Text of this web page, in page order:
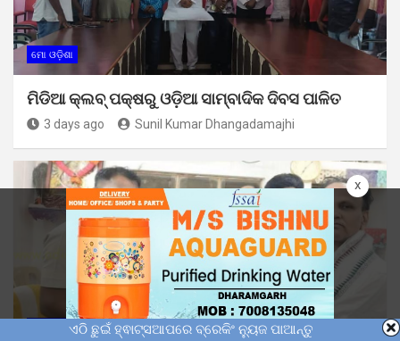
x
ମୋ ଓଡ଼ିଶା
ମିଡିଆ କ୍ଲବ୍ ପକ୍ଷରୁ ଓଡ଼ିଆ ସାମ୍ବାଦିକ ଦିବସ ପାଳିତ
3 days ago Sunil Kumar Dhangadamajhi
ମୋ ଓଡ଼ିଶାଏଠି ଛୁଇଁ ହ୍ଵାଟ୍ସଆପରେ ବ୍ରେକିଂ ନ୍ୟୁଜ ପାଆନ୍ତୁ